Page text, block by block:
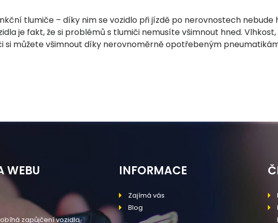
tlumiče – díky nim se vozidlo při jízdě po nerovnostech nebude
je fakt, že si problémů s tlumiči nemusíte všimnout hned.
si můžete všimnout díky nerovnoměrně opotřebeným
WEBU
zapůjčení vozidla
INFORMACE
Zajímá vás
Blog